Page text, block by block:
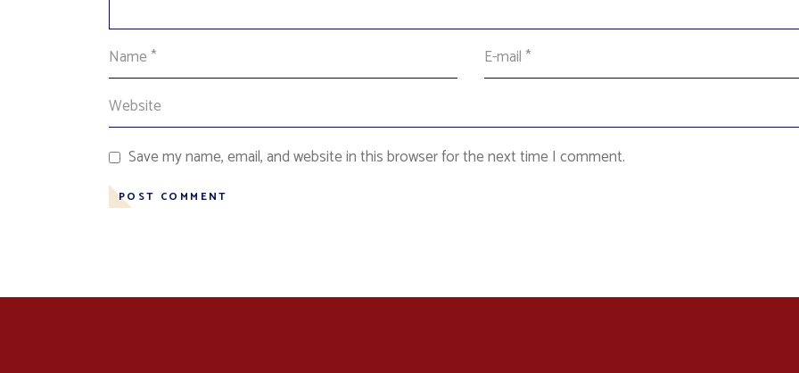
Save my name, email, and website in this browser for the next time I comment.
POST COMMENT